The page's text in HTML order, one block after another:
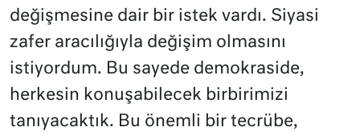
değişmesine dair bir istek vardı. Siyasi
zafer aracılığıyla değişim olmasını
istiyordum. Bu sayede demokraside,
herkesin konuşabilecek birbirimizi
tanıyacaktık. Bu önemli bir tecrübe,